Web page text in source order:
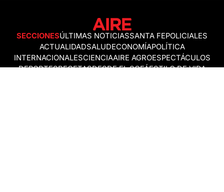
SECCIONESÚLTIMAS NOTICIASSANTA FEPOLICIALES
ACTUALIDADSALUDECONOMÍAPOLÍTICA
INTERNACIONALESCIENCIAAIRE AGROESPECTÁCULOS
DEPORTESRECETASDESDE EL SOFÁESTILO DE VIDA